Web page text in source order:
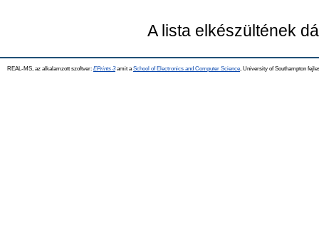
A lista elkészültének
REAL-MS, az alkalamzott szoftver: EPrints 3amit a School of Electronics and Computer Science , University of Southampton